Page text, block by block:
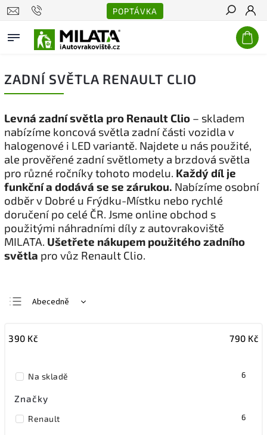
POPTÁVKA
Hledat
ZADNÍ SVĚTLA RENAULT CLIO
Levná zadní světla pro Renault Clio – skladem
nabízíme koncová světla zadní části vozidla v
halogenové i LED variantě. Najdete u nás použité,
ale prověřené zadní světlomety a brzdová světla
pro různé ročníky tohoto modelu. Každý díl je
funkční a dodává se se zárukou. Nabízíme osobní
odběr v Dobré u Frýdku-Místku nebo rychlé
doručení po celé ČR. Jsme online obchod s
použitými náhradními díly z autovrakoviště
MILATA. Ušetřete nákupem použitého zadního
světla pro vůz Renault Clio.
Abecedně
Nejdražší
390 Kč 790 Kč
Na skladě 6
Značky
Renault 6